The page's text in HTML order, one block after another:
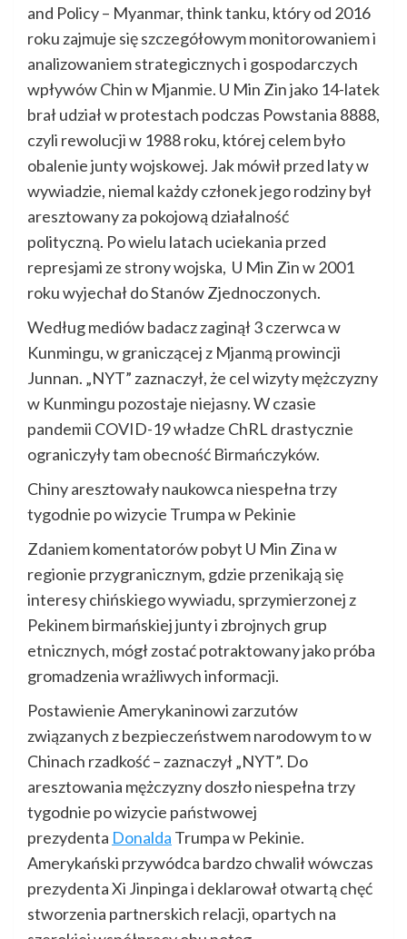
and Policy – Myanmar, think tanku, który od 2016
roku zajmuje się szczegółowym monitorowaniem i
analizowaniem strategicznych i gospodarczych
wpływów Chin w Mjanmie. U Min Zin jako 14-latek
brał udział w protestach podczas Powstania 8888,
czyli rewolucji w 1988 roku, której celem było
obalenie junty wojskowej. Jak mówił przed laty w
wywiadzie, niemal każdy członek jego rodziny był
aresztowany za pokojową działalność
polityczną. Po wielu latach uciekania przed
represjami ze strony wojska, U Min Zin w 2001
roku wyjechał do Stanów Zjednoczonych.
Według mediów badacz zaginął 3 czerwca w
Kunmingu, w graniczącej z Mjanmą prowincji
Junnan. „NYT” zaznaczył, że cel wizyty mężczyzny
w Kunmingu pozostaje niejasny. W czasie
pandemii COVID-19 władze ChRL drastycznie
ograniczyły tam obecność Birmańczyków.
Chiny aresztowały naukowca niespełna trzy
tygodnie po wizycie Trumpa w Pekinie
Zdaniem komentatorów pobyt U Min Zina w
regionie przygranicznym, gdzie przenikają się
interesy chińskiego wywiadu, sprzymierzonej z
Pekinem birmańskiej junty i zbrojnych grup
etnicznych, mógł zostać potraktowany jako próba
gromadzenia wrażliwych informacji.
Postawienie Amerykaninowi zarzutów
związanych z bezpieczeństwem narodowym to w
Chinach rzadkość – zaznaczył „NYT”. Do
aresztowania mężczyzny doszło niespełna trzy
tygodnie po wizycie państwowej
prezydenta Donalda Trumpa w Pekinie.
Amerykański przywódca bardzo chwalił wówczas
prezydenta Xi Jinpinga i deklarował otwartą chęć
stworzenia partnerskich relacji, opartych na